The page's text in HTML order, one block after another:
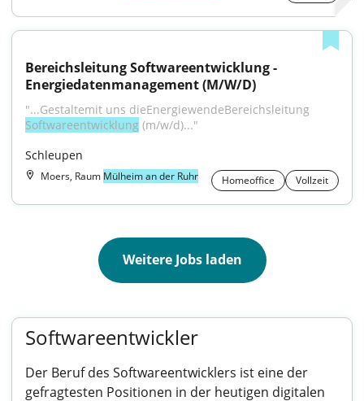
Bereichsleitung Softwareentwicklung -
Energiedatenmanagement (M/W/D)
Softwareentwicklung (m/w/d)..."
Schleupen
Moers, Raum Mülheim an der Ruhr Homeoffice Vollzeit
Weitere Jobs laden
Softwareentwickler
Der Beruf des Softwareentwicklers ist eine der
gefragtesten Positionen in der heutigen digitalen